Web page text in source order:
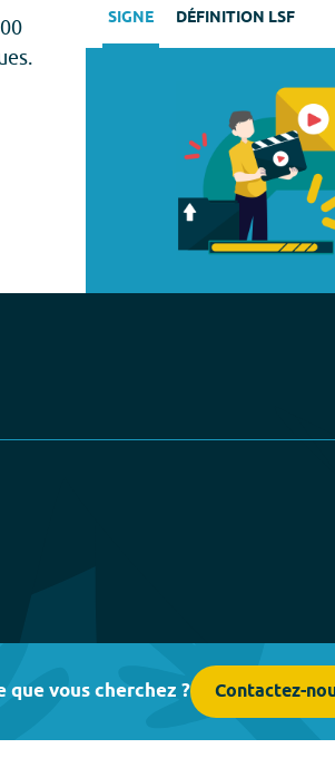
SIGNE DÉFINITION LSF
que vous cherchez ? Contactez-